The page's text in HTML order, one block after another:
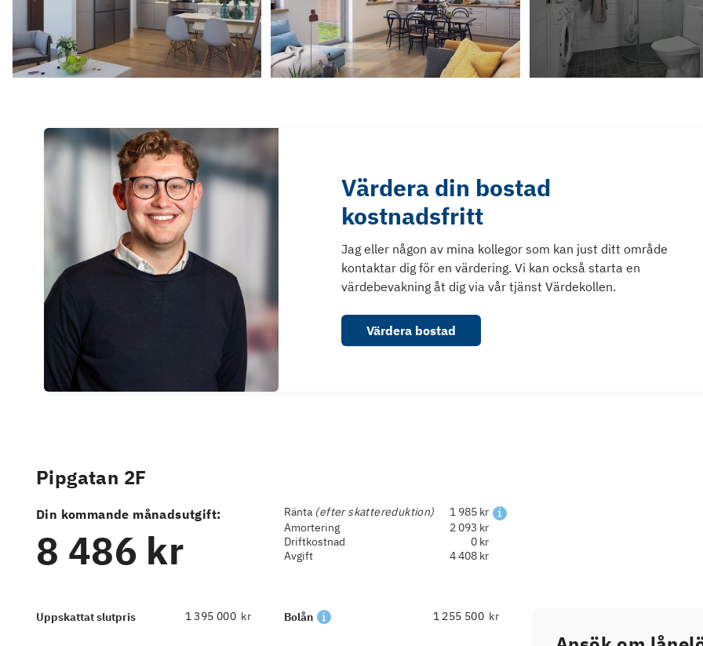
Värdera din bostad
kostnadsfritt
Jag eller någon av mina kollegor som kan just ditt område
kontaktar dig för en värdering. Vi kan också starta en
värdebevakning åt dig via vår tjänst Värdekollen.
Värdera bostad
Pipgatan 2F
Din kommande månadsutgift:
8 486 kr
Ränta (efter skattereduktion)
1 985 kr
Amortering
2 093 kr
Driftkostnad
0 kr
Avgift
4 408 kr
Uppskattat slutpris kr Bolån kr